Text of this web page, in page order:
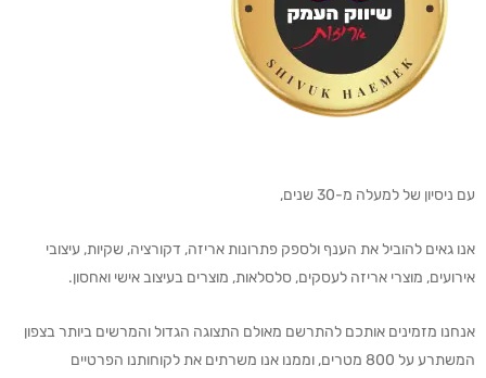
עם ניסיון של למעלה מ-30 שנים,
אנו גאים להוביל את הענף ולספק פתרונות אריזה, דקורציה, שקיות, עיצובי
אירועים, מוצרי אריזה לעסקים, סלסלאות, מוצרים בעיצוב אישי ואחסון.
אנחנו מזמינים אותכם להתרשם מאולם התצוגה הגדול והמרשים ביותר בצפון
המשתרע על 800 מטרים, וממנו אנו משרתים את לקוחותנו הפרטיים